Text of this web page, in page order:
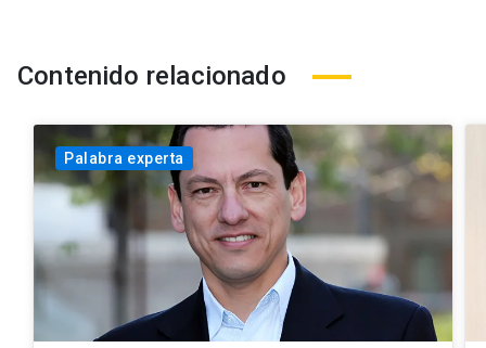
Contenido relacionado
Palabra experta